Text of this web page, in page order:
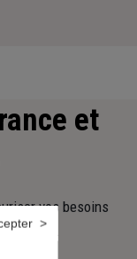
et
vos besoins
demain.